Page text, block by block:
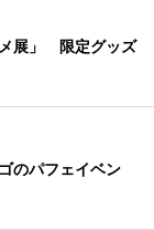
展」 限定グッズ
のパフェイベン